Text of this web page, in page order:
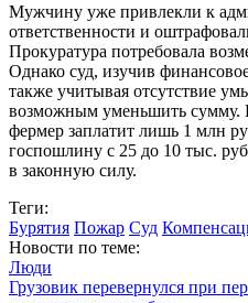
Мужчину уже привлекли к
ответственности и
Прокуратура потребовала
Однако суд, изучив
также учитывая отсутствие
возможным уменьшить сумму.
фермер заплатит лишь 1 млн
госпошлину с 25 до 10 тыс.
в законную силу.
Теги:
Бурятия Пожар Суд
Новости по теме:
Люди
Грузовик перевернулся при